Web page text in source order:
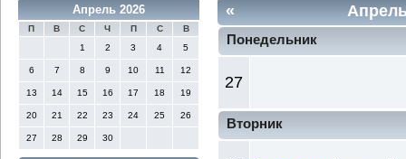
Апрель 2026
П В С Ч П С
В
1
2 3 4 5
6 7 8 9 10 11 12
13 14 15 16 17 18 19
20 21 22 23 24 25 26
27 28 29 30
«
Понедельник
27
Вторник